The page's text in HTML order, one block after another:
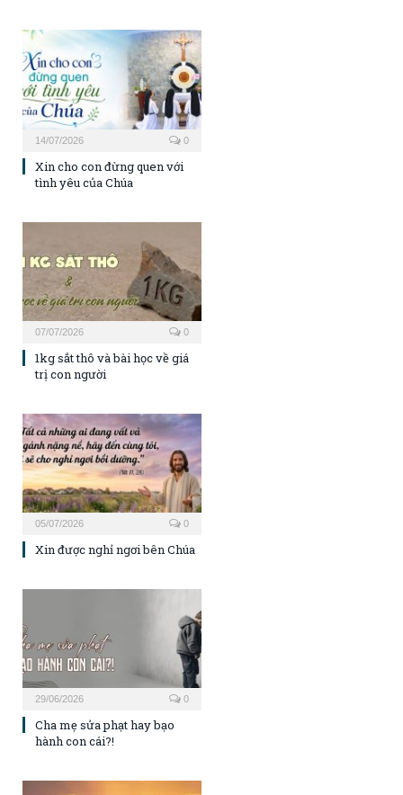
14/07/2026 0
Xin cho con đừng quen với
tình yêu của Chúa
07/07/2026 0
1kg sắt thô và bài học về giá
trị con người
05/07/2026 0
Xin được nghỉ ngơi bên Chúa
29/06/2026 0
Cha mẹ sửa phạt hay bạo
hành con cái?!